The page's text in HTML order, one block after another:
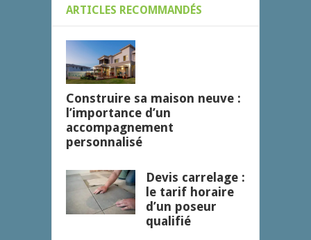
ARTICLES RECOMMANDÉS
Construire sa maison neuve :
l’importance d’un
accompagnement
personnalisé
Devis carrelage :
le tarif horaire
d’un poseur
qualifié